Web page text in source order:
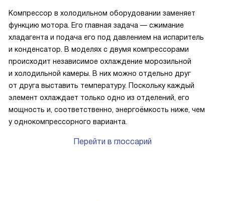
Компрессор в холодильном оборудовании заменяет
функцию мотора. Его главная задача — сжимание
хладагента и подача его под давлением на испаритель
и конденсатор. В моделях с двумя компрессорами
происходит независимое охлаждение морозильной
и холодильной камеры. В них можно отдельно друг
от друга выставить температуру. Поскольку каждый
элемент охлаждает только одно из отделений, его
мощность и, соответственно, энергоёмкость ниже, чем
у однокомпрессорного варианта.
Перейти в глоссарий